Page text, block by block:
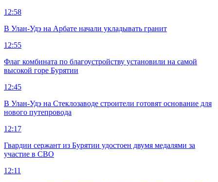
12:58
В Улан-Удэ на Арбате начали укладывать гранит
12:55
Флаг комбината по благоустройству установили на самой
высокой горе Бурятии
12:45
В Улан-Удэ на Стеклозаводе строители готовят основание для
нового путепровода
12:17
Гвардии сержант из Бурятии удостоен двумя медалями за
участие в СВО
12:11